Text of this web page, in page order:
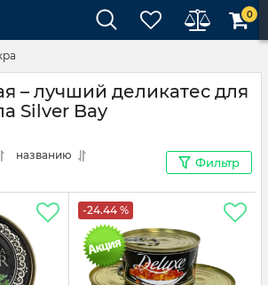
0
– лучший деликатес для
Silver Bay
названию
Фильтр
-24.44 %